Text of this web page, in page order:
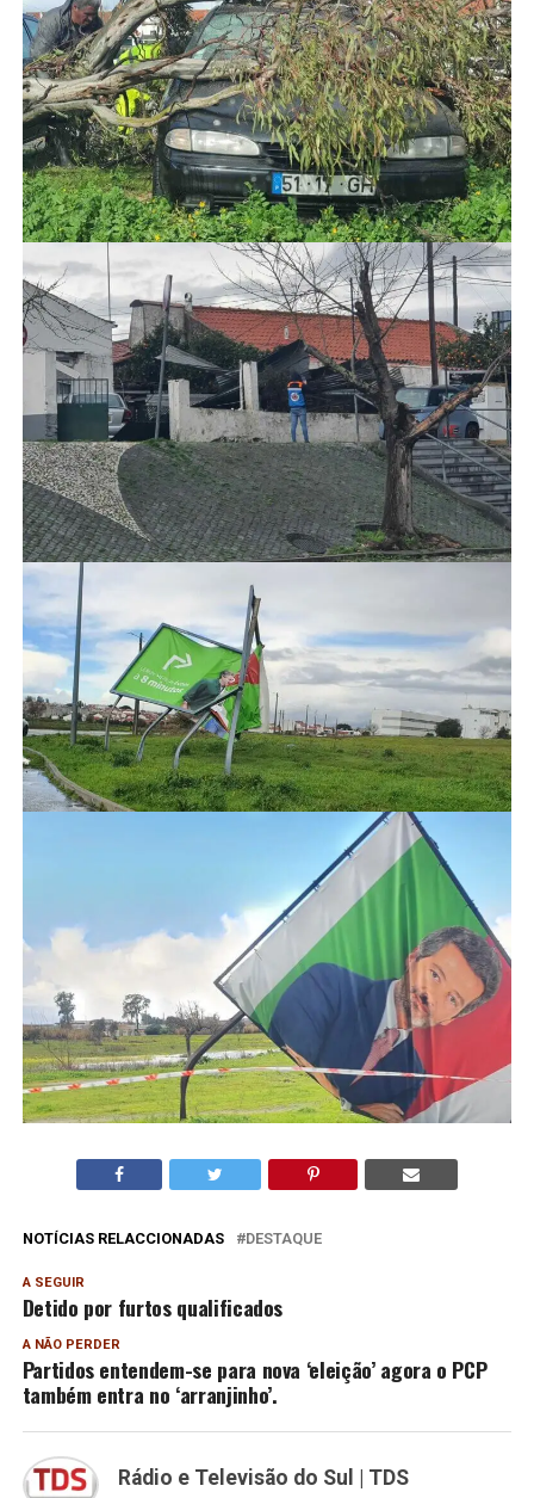
NOTÍCIAS RELACCIONADAS DESTAQUE
A SEGUIR
Detido por furtos qualificados
A NÃO PERDER
Partidos entendem-se para nova ‘eleição’ agora o PCP
também entra no ‘arranjinho’.
Rádio e Televisão do Sul | TDS